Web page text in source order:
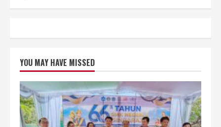
YOU MAY HAVE MISSED